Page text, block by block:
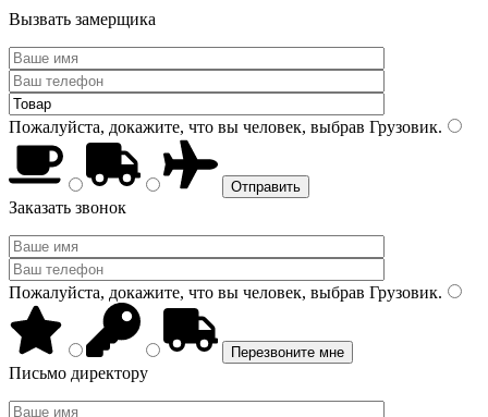
Вызвать замерщика
Пожалуйста, докажите, что вы человек, выбрав Грузовик.
Заказать звонок
Пожалуйста, докажите, что вы человек, выбрав Грузовик.
Письмо директору